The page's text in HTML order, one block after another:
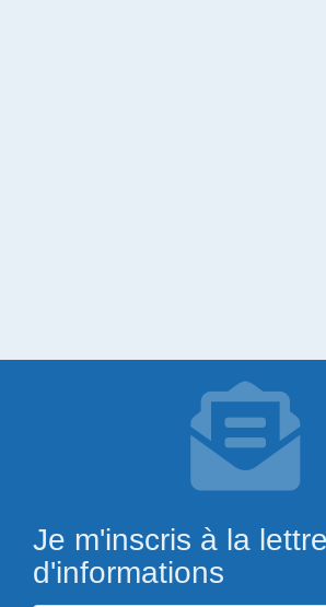
Je m'inscris à la lettre
d'informations